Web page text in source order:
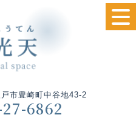
市豊崎町中谷地43-2
6862